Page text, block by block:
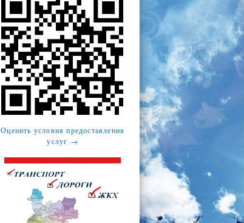
Оценить условия предоставления
услуг →